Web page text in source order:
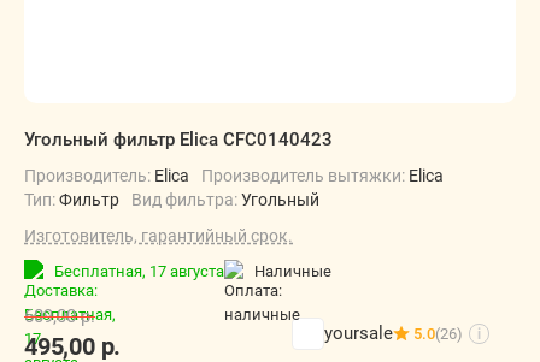
Угольный фильтр Elica CFC0140423
Производитель: Elica Производитель вытяжки: Elica
Тип:Фильтр Вид фильтра:Угольный
Изготовитель, гарантийный срок.
Бесплатная, 17 августа наличные
495,00р.
609,00р.
yoursale 5.0(26) i